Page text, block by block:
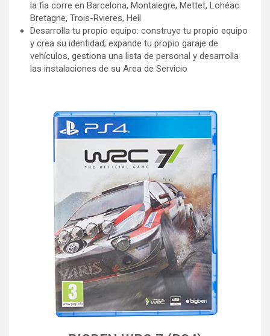
la fia corre en Barcelona, ​​Montalegre, Mettet, Lohéac
Bretagne, Trois-Rvieres, Hell
Desarrolla tu propio equipo: construye tu propio equipo
y crea su identidad; expande tu propio garaje de
vehículos, gestiona una lista de personal y desarrolla
las instalaciones de su Area de Servicio